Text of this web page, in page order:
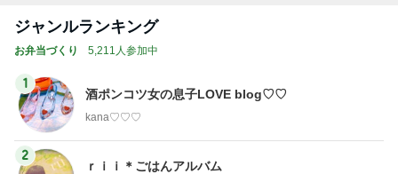
ジャンルランキング
お弁当づくり 5,211人参加中
1
酒ポンコツ女の息子LOVE blog♡♡
kana♡♡♡
2
ｒｉｉ＊ごはんアルバム